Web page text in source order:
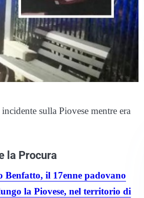
sulla Piovese mentre era
la Procura
Benfatto, il 17enne padovano
la Piovese, nel territorio di